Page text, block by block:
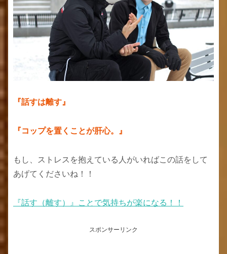
『話すは離す』
『コップを置くことが肝心。』
もし、ストレスを抱えている人がいればこの話をして
あげてくださいね！！
『話す（離す）』ことで気持ちが楽になる！！
スポンサーリンク